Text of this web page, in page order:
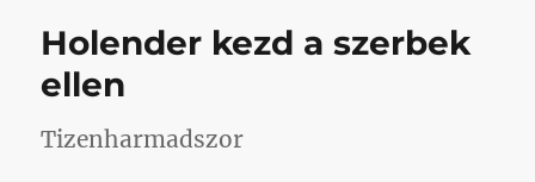
Holender kezd a szerbek
ellen
Tizenharmadszor